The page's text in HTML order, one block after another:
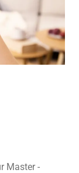
Master -